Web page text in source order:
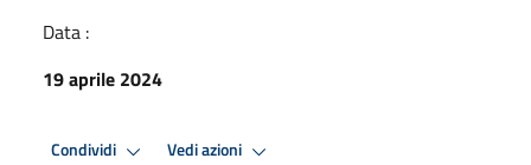
Data :
19 aprile 2024
Condividi Vedi azioni